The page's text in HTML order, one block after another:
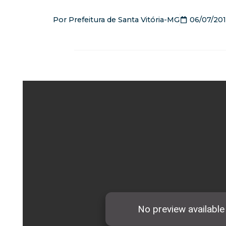
Por Prefeitura de Santa Vitória-MG 06/07/